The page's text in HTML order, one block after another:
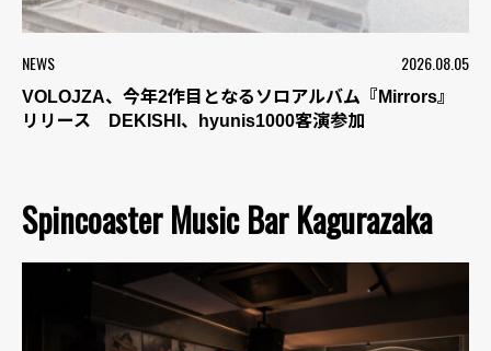
NEWS 2026.08.05
VOLOJZA、今年2作目となるソロアルバム『Mirrors』
リリース DEKISHI、hyunis1000客演参加
Spincoaster Music Bar Kagurazaka